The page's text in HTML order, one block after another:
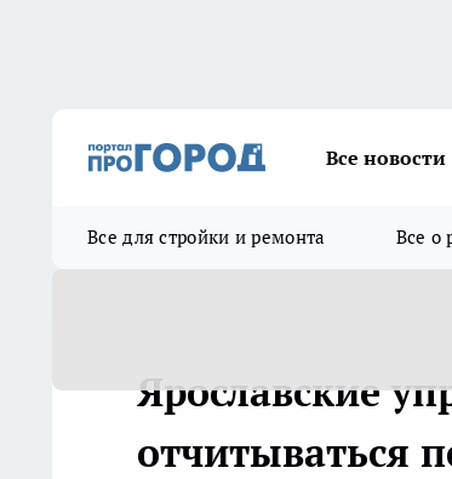
Все новости
Все для стройки и ремонта Все о
Ярославские
отчитываться